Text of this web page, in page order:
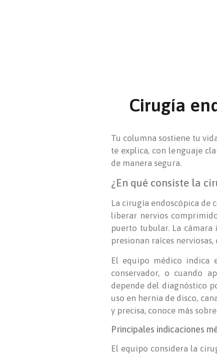
Cirugía
Tu columna sostiene tu
te explica, con lenguaje
de manera segura.
¿En qué consiste la
La cirugía endoscópica de
liberar nervios
puerto tubular. La
presionan raíces
El equipo médico indica
conservador, o cuando
depende del diagnóstico
uso en hernia de disco,
y precisa, conoce más
Principales indicaciones
El equipo considera la